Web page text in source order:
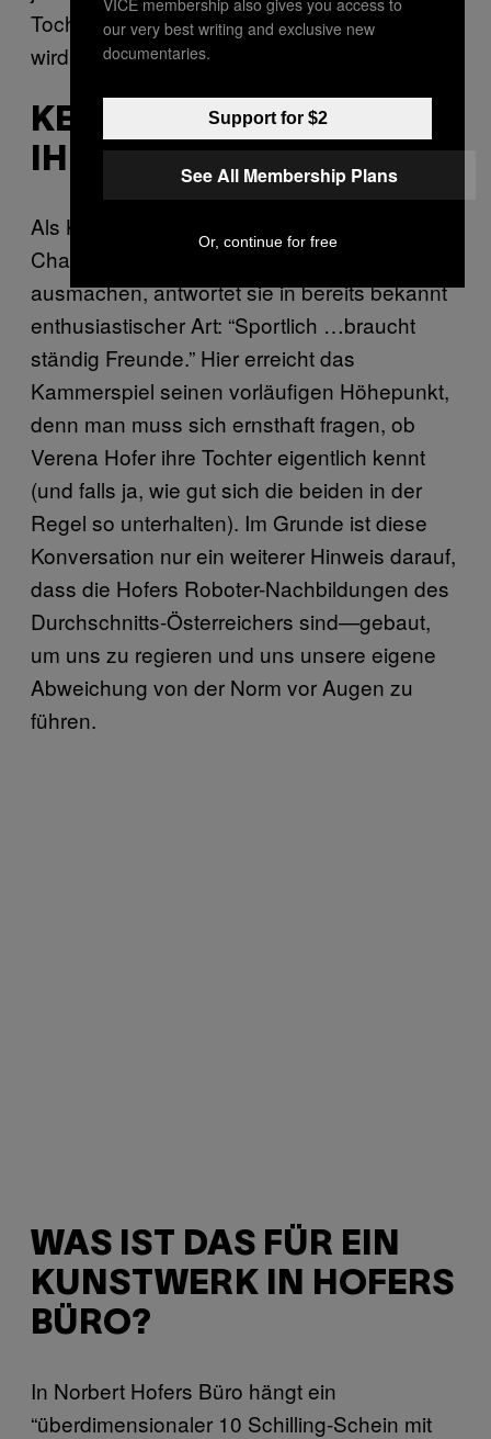
Tochter Anni heute noch über sie schreiben
wird.
KENNT VERENA HOFER
IHRE TOCHTER?
Als Katrin Lampe Verena Hofer fragt, welche
Charaktereigenschaften ihre Tochter
ausmachen, antwortet sie in bereits bekannt
enthusiastischer Art: “Sportlich …braucht
ständig Freunde.” Hier erreicht das
Kammerspiel seinen vorläufigen Höhepunkt,
denn man muss sich ernsthaft fragen, ob
Verena Hofer ihre Tochter eigentlich kennt
(und falls ja, wie gut sich die beiden in der
Regel so unterhalten). Im Grunde ist diese
Konversation nur ein weiterer Hinweis darauf,
dass die Hofers Roboter-Nachbildungen des
Durchschnitts-Österreichers sind—gebaut,
um uns zu regieren und uns unsere eigene
Abweichung von der Norm vor Augen zu
führen.
WAS IST DAS FÜR EIN
KUNSTWERK IN HOFERS
BÜRO?
In Norbert Hofers Büro hängt ein
“überdimensionaler 10 Schilling-Schein mit
our very best writing and exclusive new
documentaries.
Support for $2
See All Membership Plans
Or, continue for free